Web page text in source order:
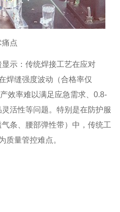
痛点
示：传统焊接工艺在应对
焊缝强度波动（合格率仅
效率难以满足应急需求、 0.8-
活性等问题。特别是在防护服
条、腰部弹性带）中，传统工
质量管控难点。